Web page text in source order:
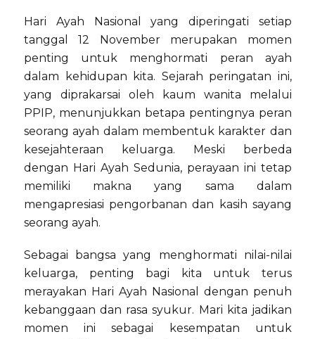
Hari Ayah Nasional yang diperingati setiap
tanggal 12 November merupakan momen
penting untuk menghormati peran ayah
dalam kehidupan kita. Sejarah peringatan ini,
yang diprakarsai oleh kaum wanita melalui
PPIP, menunjukkan betapa pentingnya peran
seorang ayah dalam membentuk karakter dan
kesejahteraan keluarga. Meski berbeda
dengan Hari Ayah Sedunia, perayaan ini tetap
memiliki makna yang sama dalam
mengapresiasi pengorbanan dan kasih sayang
seorang ayah.
Sebagai bangsa yang menghormati nilai-nilai
keluarga, penting bagi kita untuk terus
merayakan Hari Ayah Nasional dengan penuh
kebanggaan dan rasa syukur. Mari kita jadikan
momen ini sebagai kesempatan untuk